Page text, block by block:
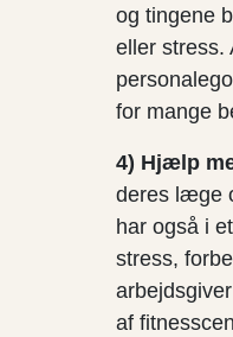
og tingene
eller stress.
for mange
4) Hjælp
deres læge
har også i et
stress,
af